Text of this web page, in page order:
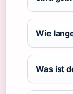
Wie
Was ist